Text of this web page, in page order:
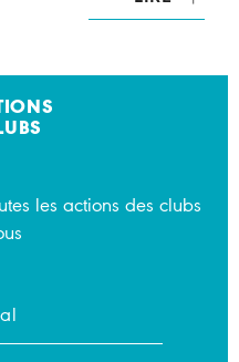
les actions des clubs